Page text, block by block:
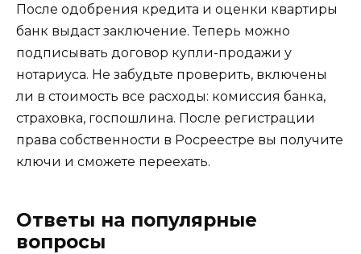
После одобрения кредита и оценки квартиры
банк выдаст заключение. Теперь можно
подписывать договор купли-продажи у
нотариуса. Не забудьте проверить, включены
ли в стоимость все расходы: комиссия банка,
страховка, госпошлина. После регистрации
права собственности в Росреестре вы получите
ключи и сможете переехать.
Ответы на популярные
вопросы